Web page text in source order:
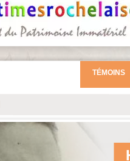
TÉMOINS